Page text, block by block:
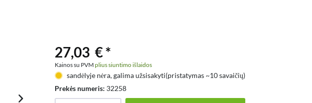
27,03 € *
Kainos su PVMplius siuntimo išlaidos
sandėlyje nėra, galima užsisakyti(pristatymas ~10 savaičių)
Prekės numeris: 32258